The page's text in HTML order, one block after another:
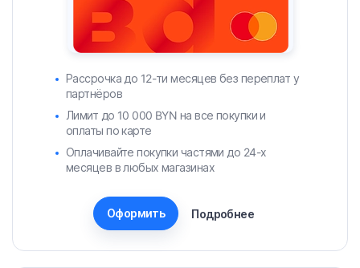
Рассрочка до 12-ти месяцев без переплат у
партнёров
Лимит до 10 000 BYN на все покупки и
оплаты по карте
Оплачивайте покупки частями до 24-х
месяцев в любых магазинах
Оформить Подробнее